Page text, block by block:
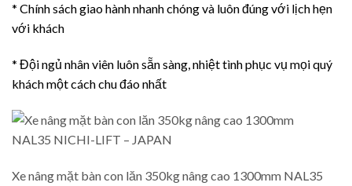
* Chính sách giao hành nhanh chóng và luôn đúng với lịch hẹn
với khách
* Đội ngủ nhân viên luôn sẵn sàng, nhiệt tình phục vụ mọi quý
khách một cách chu đáo nhất
Xe nâng mặt bàn con lăn 350kg nâng cao 1300mm NAL35